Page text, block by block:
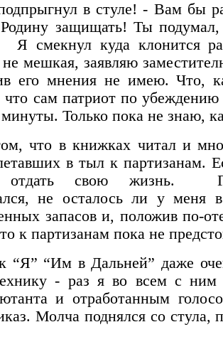
в стуле! - Вам бы
защищать! Ты подумал,
Я смекнул куда клонится
не мешкая, заявляю
его мнения не имею. Что,
что сам патриот по
Только пока не знаю,
что в книжках читал и
в тыл к партизанам.
отдать свою жизнь.
не осталось ли у меня
запасов и, положив по-
к партизанам пока не
“Я” “Им в Дальней” даже
- раз я во всем с ним
и отработанным
Молча поднялся со стула,